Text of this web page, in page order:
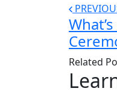
Related